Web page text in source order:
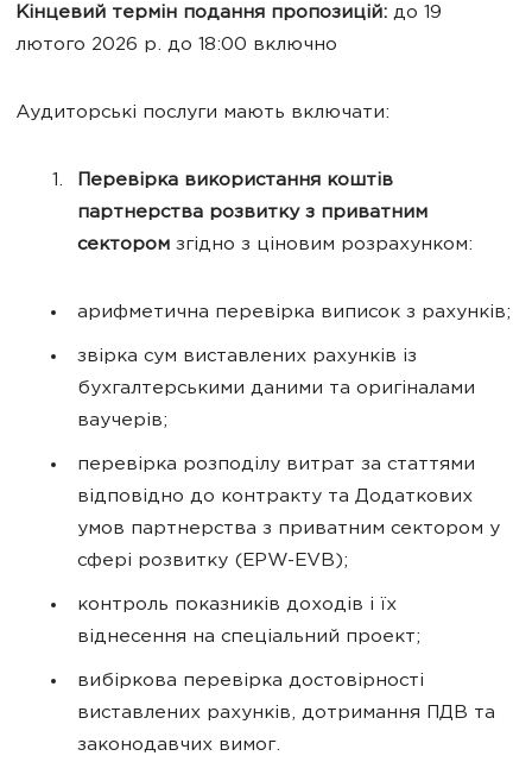
Кінцевий термін подання пропозицій: до 19
лютого 2026 р. до 18:00 включно
Аудиторські послуги мають включати:
Перевірка використання коштів
партнерства розвитку з приватним
сектором згідно з ціновим розрахунком:
арифметична перевірка виписок з рахунків;
звірка сум виставлених рахунків із
бухгалтерськими даними та оригіналами
ваучерів;
перевірка розподілу витрат за статтями
відповідно до контракту та Додаткових
умов партнерства з приватним сектором у
сфері розвитку (EPW-EVB);
контроль показників доходів і їх
віднесення на спеціальний проект;
вибіркова перевірка достовірності
виставлених рахунків, дотримання ПДВ та
законодавчих вимог.